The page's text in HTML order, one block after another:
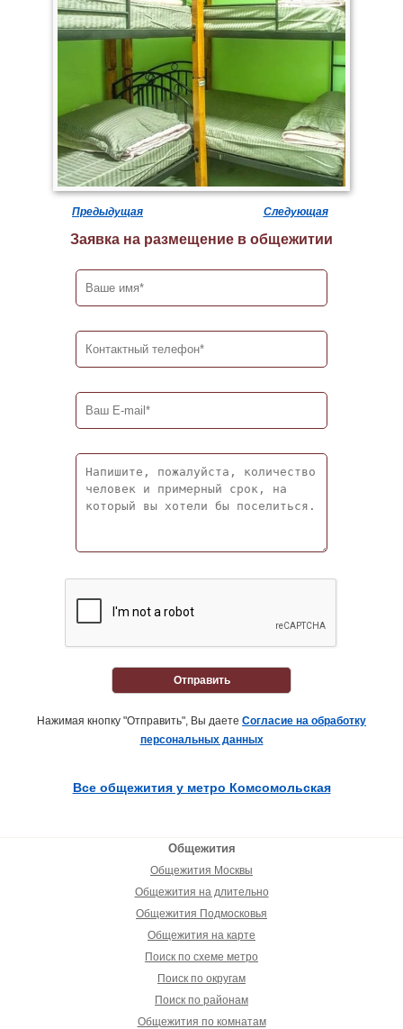
Предыдущая Следующая
Заявка на размещение в общежитии
Отправить
Нажимая кнопку "Отправить", Вы даете Согласие на обработку
персональных данных
Все общежития у метро Комсомольская
Общежития
Общежития Москвы
Общежития на длительно
Общежития Подмосковья
Общежития на карте
Поиск по схеме метро
Поиск по округам
Поиск по районам
Общежития по комнатам